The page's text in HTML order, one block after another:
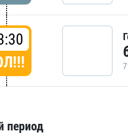
период